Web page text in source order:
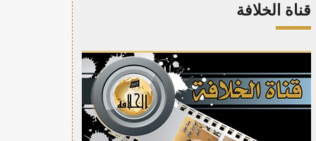
قناة الخلافة